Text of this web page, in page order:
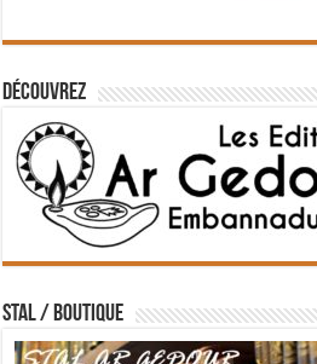
Découvrez
STAL / BOUTIQUE